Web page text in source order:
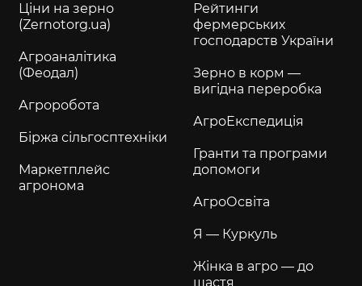
Ціни на зерно
(Zernotorg.ua)
Агроаналітика
(Феодал)
Агроробота
Біржа сільгосптехніки
Маркетплейс
агронома
Рейтинги
фермерських
господарств України
Зерно в корм —
вигідна переробка
АгроЕкспедиція
Гранти та програми
допомоги
АгроОсвіта
Я — Куркуль
Жінка в агро — до
щастя